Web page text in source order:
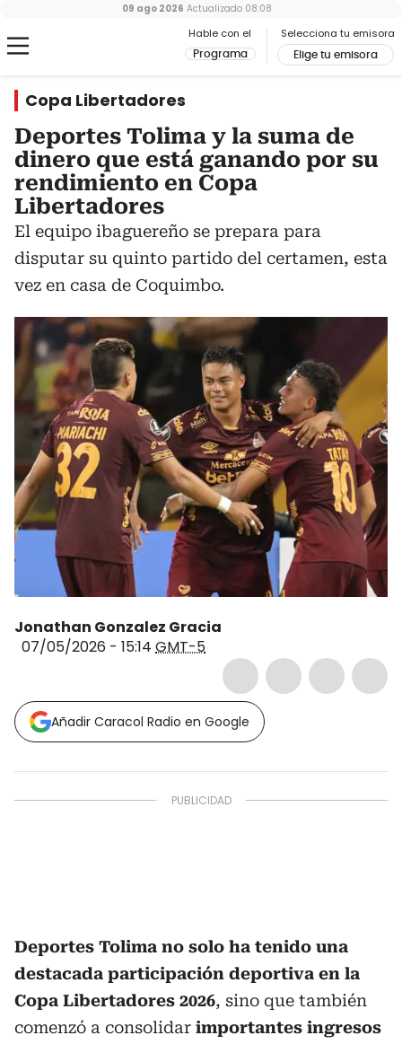
Hable con el
Programa
Selecciona tu emisora
Elige tu emisora
09 ago 2026 Actualizado 08:08
Copa Libertadores
Deportes Tolima y la suma de
dinero que está ganando por su
rendimiento en Copa
Libertadores
El equipo ibaguereño se prepara para
disputar su quinto partido del certamen, esta
vez en casa de Coquimbo.
Jonathan Gonzalez Gracia
07/05/2026 - 15:14 GMT-5
Añadir Caracol Radio en Google
Deportes Tolima no solo ha tenido una
destacada participación deportiva en la
Copa Libertadores 2026, sino que también
comenzó a consolidar importantes ingresos